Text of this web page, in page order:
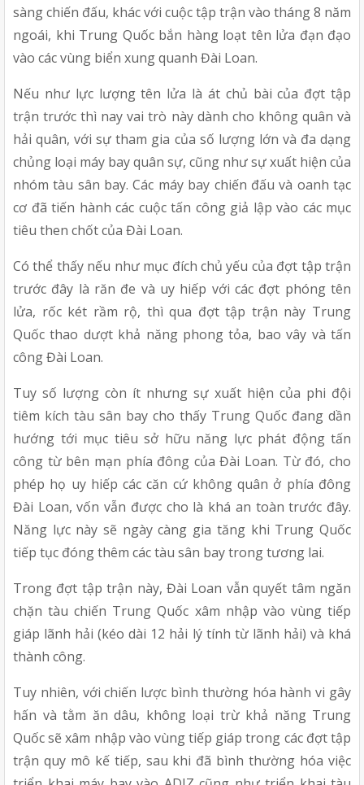
sàng chiến đấu, khác với cuộc tập trận vào tháng 8 năm
ngoái, khi Trung Quốc bắn hàng loạt tên lửa đạn đạo
vào các vùng biển xung quanh Đài Loan.
Nếu như lực lượng tên lửa là át chủ bài của đợt tập
trận trước thì nay vai trò này dành cho không quân và
hải quân, với sự tham gia của số lượng lớn và đa dạng
chủng loại máy bay quân sự, cũng như sự xuất hiện của
nhóm tàu sân bay. Các máy bay chiến đấu và oanh tạc
cơ đã tiến hành các cuộc tấn công giả lập vào các mục
tiêu then chốt của Đài Loan.
Có thể thấy nếu như mục đích chủ yếu của đợt tập trận
trước đây là răn đe và uy hiếp với các đợt phóng tên
lửa, rốc két rầm rộ, thì qua đợt tập trận này Trung
Quốc thao dượt khả năng phong tỏa, bao vây và tấn
công Đài Loan.
Tuy số lượng còn ít nhưng sự xuất hiện của phi đội
tiêm kích tàu sân bay cho thấy Trung Quốc đang dần
hướng tới mục tiêu sở hữu năng lực phát động tấn
công từ bên mạn phía đông của Đài Loan. Từ đó, cho
phép họ uy hiếp các căn cứ không quân ở phía đông
Đài Loan, vốn vẫn được cho là khá an toàn trước đây.
Năng lực này sẽ ngày càng gia tăng khi Trung Quốc
tiếp tục đóng thêm các tàu sân bay trong tương lai.
Trong đợt tập trận này, Đài Loan vẫn quyết tâm ngăn
chặn tàu chiến Trung Quốc xâm nhập vào vùng tiếp
giáp lãnh hải (kéo dài 12 hải lý tính từ lãnh hải) và khá
thành công.
Tuy nhiên, với chiến lược bình thường hóa hành vi gây
hấn và tằm ăn dâu, không loại trừ khả năng Trung
Quốc sẽ xâm nhập vào vùng tiếp giáp trong các đợt tập
trận quy mô kế tiếp, sau khi đã bình thường hóa việc